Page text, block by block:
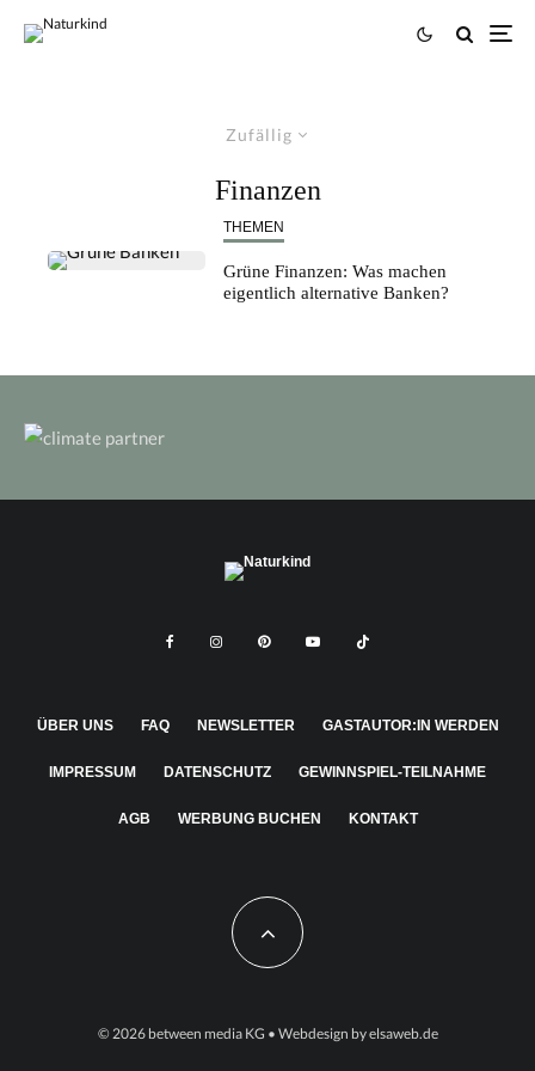
Zufällig
Finanzen
THEMEN
Grüne Finanzen: Was machen
eigentlich alternative Banken?
ÜBER UNS FAQ NEWSLETTER GASTAUTOR:IN WERDEN
IMPRESSUM DATENSCHUTZ GEWINNSPIEL-TEILNAHME
AGB WERBUNG BUCHEN KONTAKT
© 2026 between media KG • Webdesign byelsaweb.de